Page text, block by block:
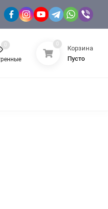
0 0
Корзина
Пусто